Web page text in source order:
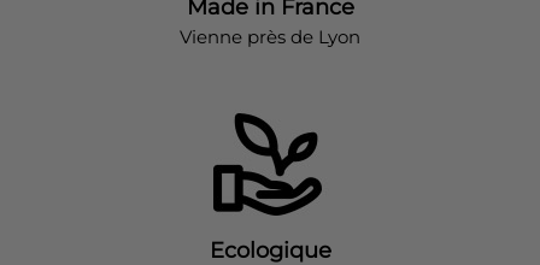
Made in France
Vienne près de Lyon
Ecologique